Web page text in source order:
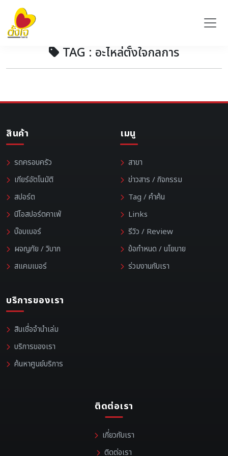
TAG : อะไหล่ตั้งใจกลการ
สินค้า
รถครอบครัว
เกียร์อัตโนมัติ
สปอร์ต
นีโอสปอร์ตคาเฟ่
บ๊อบเบอร์
ผจญภัย / วิบาก
สแคมเบอร์
เมนู
สาขา
ข่าวสาร / กิจกรรม
Tag / คำค้น
Links
รีวิว / Review
ข้อกำหนด / นโยบาย
ร่วมงานกับเรา
บริการของเรา
สินเชื่อจำนำเล่ม
บริการของเรา
ค้นหาศูนย์บริการ
ติดต่อเรา
เกี่ยวกับเรา
ติดต่อเรา